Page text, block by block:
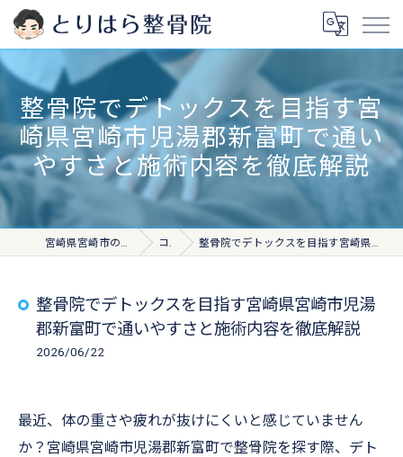
整骨院でデトックスを目指す宮
崎県宮崎市児湯郡新富町で通い
やすさと施術内容を徹底解説
宮崎県宮崎市の整骨院ならとりはら整骨院 コラム 整骨院でデトックスを目指す宮崎県宮崎市児湯郡新富町で通いやすさと施術内容を徹底解説
整骨院でデトックスを目指す宮崎県宮崎市児湯
郡新富町で通いやすさと施術内容を徹底解説
2026/06/22
最近、体の重さや疲れが抜けにくいと感じていません
か？宮崎県宮崎市児湯郡新富町で整骨院を探す際、デト